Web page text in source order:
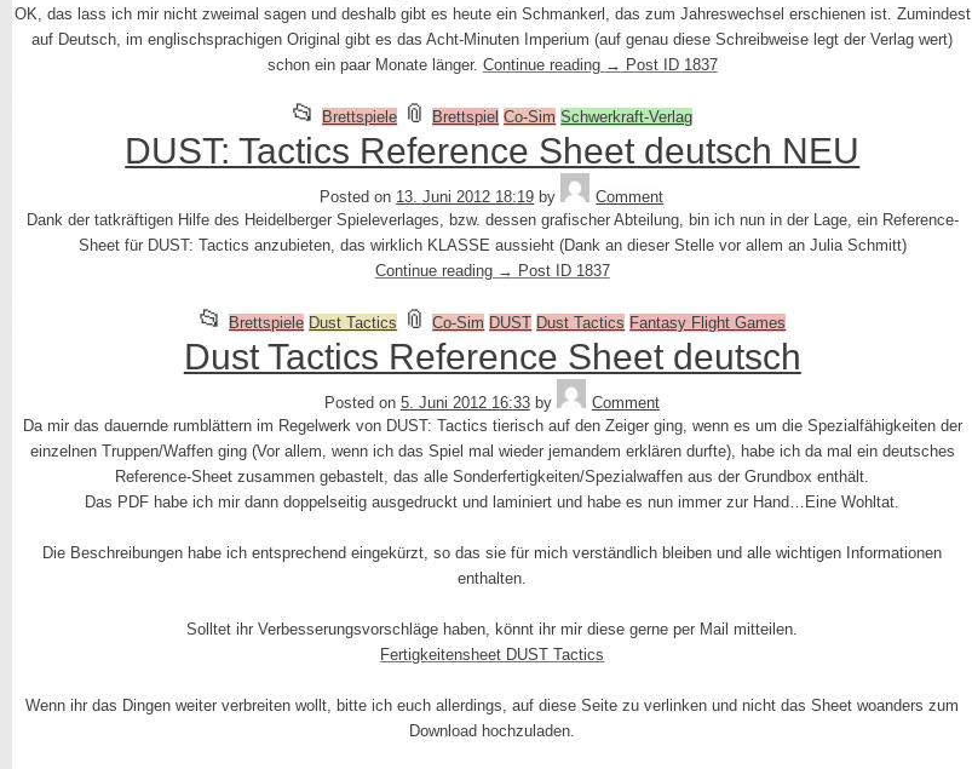
OK, das lass ich mir nicht zweimal sagen und deshalb gibt es heute ein Schmankerl, das zum Jahreswechsel erschienen ist. Zumindest
auf Deutsch, im englischsprachigen Original gibt es das Acht-Minuten Imperium (auf genau diese Schreibweise legt der Verlag wert)
schon ein paar Monate länger. Continue reading → Post ID 1837
📂 This
entry
was
posted
in
Brettspiele 📎 and
tagged
Brettspiel Co-Sim Schwerkraft-Verlag
DUST: Tactics Reference Sheet deutsch NEU
Posted on 13. Juni 2012 18:19 by
Comment
Dank der tatkräftigen Hilfe des Heidelberger Spieleverlages, bzw. dessen grafischer Abteilung, bin ich nun in der Lage, ein Reference-
Sheet für DUST: Tactics anzubieten, das wirklich KLASSE aussieht (Dank an dieser Stelle vor allem an Julia Schmitt)
Continue reading → Post ID 1837
📂 This
entry
was
in
Brettspiele Dust Tactics 📎 and
tagged
Co-Sim DUST Dust Tactics Fantasy Flight Games
Dust Tactics Reference Sheet deutsch
Posted on 5. Juni 2012 16:33 by
Comment
Da mir das dauernde rumblättern im Regelwerk von DUST: Tactics tierisch auf den Zeiger ging, wenn es um die Spezialfähigkeiten der
einzelnen Truppen/Waffen ging (Vor allem, wenn ich das Spiel mal wieder jemandem erklären durfte), habe ich da mal ein deutsches
Reference-Sheet zusammen gebastelt, das alle Sonderfertigkeiten/Spezialwaffen aus der Grundbox enthält.
Das PDF habe ich mir dann doppelseitig ausgedruckt und laminiert und habe es nun immer zur Hand…Eine Wohltat.
Die Beschreibungen habe ich entsprechend eingekürzt, so das sie für mich verständlich bleiben und alle wichtigen Informationen
enthalten.
Solltet ihr Verbesserungsvorschläge haben, könnt ihr mir diese gerne per Mail mitteilen.
Fertigkeitensheet DUST Tactics
Wenn ihr das Dingen weiter verbreiten wollt, bitte ich euch allerdings, auf diese Seite zu verlinken und nicht das Sheet woanders zum
Download hochzuladen.